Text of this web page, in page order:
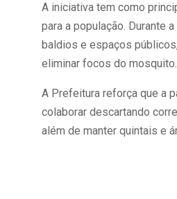
A iniciativa tem como
para a população. Durante
baldios e espaços
eliminar focos do mosquito.
A Prefeitura reforça que a
colaborar descartando
além de manter quintais e